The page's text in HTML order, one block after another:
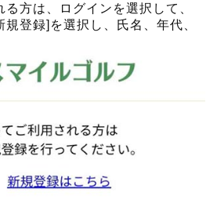
方は、ログインを選択して、
規登録]を選択し、氏名、年代、